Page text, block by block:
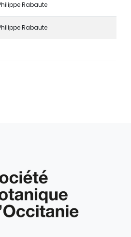
Rabaute
Rabaute